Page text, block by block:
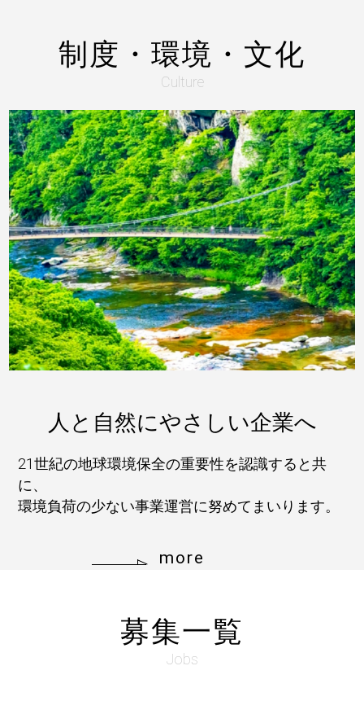
制度・環境・文化
Culture
人と自然にやさしい企業へ
21世紀の地球環境保全の重要性を認識すると共
に、
環境負荷の少ない事業運営に努めてまいります。
more
募集一覧
Jobs